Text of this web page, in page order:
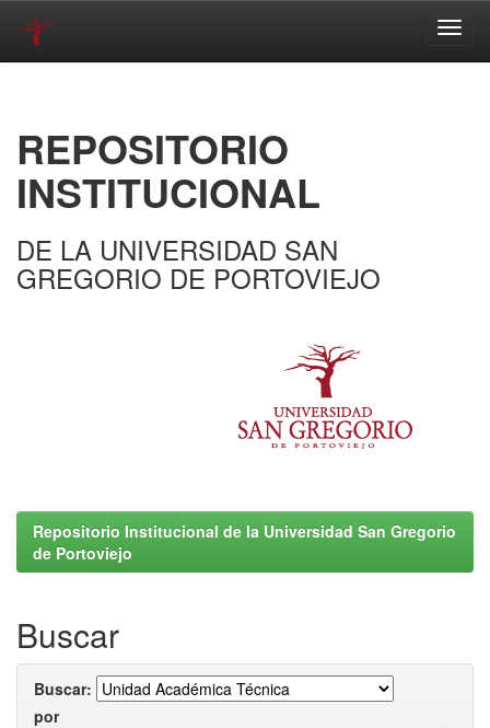
REPOSITORIO
INSTITUCIONAL
DE LA UNIVERSIDAD SAN
GREGORIO DE PORTOVIEJO
Repositorio Institucional de la Universidad San Gregorio
de Portoviejo
Buscar
Buscar:
por